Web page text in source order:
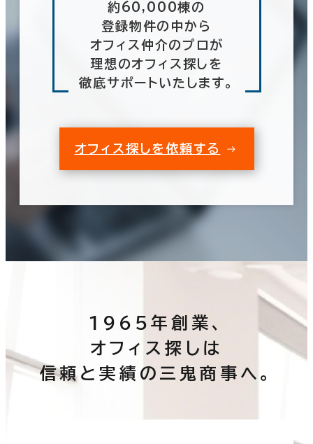
約60,000棟の
登録物件の中から
オフィス仲介のプロが
理想のオフィス探しを
徹底サポートいたします。
オフィス探しを依頼する
1965年創業、
オフィス探しは
信頼と実績の三鬼商事へ。